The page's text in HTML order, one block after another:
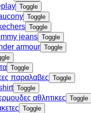
Toggle
Toggle
Toggle
jeans Toggle
armour Toggle
Toggle
παραλαβες Toggle
Toggle
αθλητικες Toggle
Toggle